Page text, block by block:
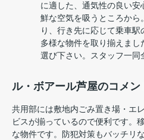
に適した、通気性の良い
鮮な空気を吸うところから
り、行き先に応じて乗車
多様な物件を取り揃えま
選び下さい。スタッフ一同
ル・ボアール芦屋のコメ
共用部には敷地内ごみ置き場・エ
ビスが揃っているので便利です。
な物件です。防犯対策もバッチリ